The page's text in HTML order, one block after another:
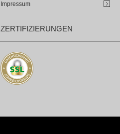
Impressum
ZERTIFIZIERUNGEN